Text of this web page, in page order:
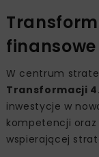
finansowe
W centrum
Transformacji
inwestycje w
kompetencji
wspierającej